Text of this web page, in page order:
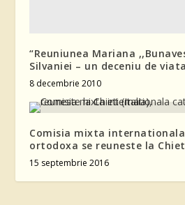
“Reuniunea Mariana
Silvaniei – un deceniu de
8 decembrie 2010
Comisia mixta
ortodoxa se reuneste la
15 septembrie 2016